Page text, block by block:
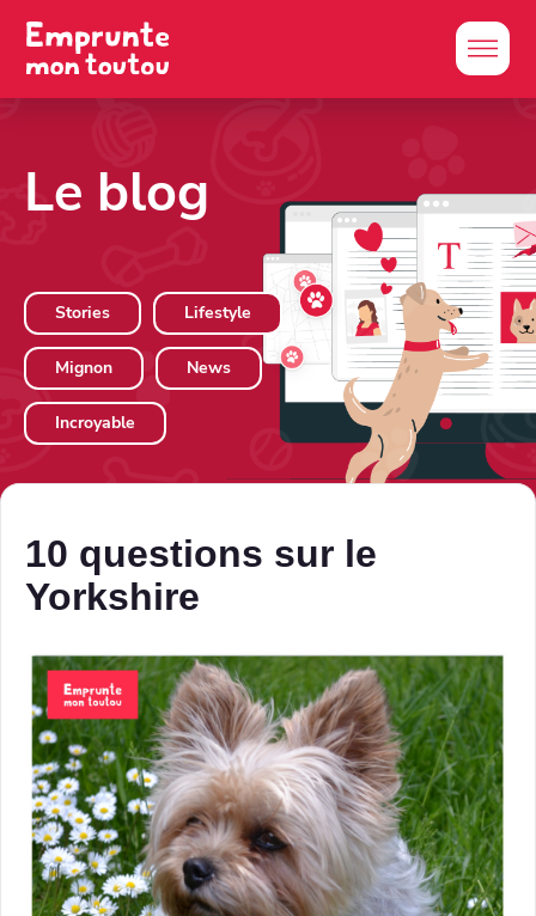
Le blog
Stories Lifestyle
Mignon News
Incroyable
10 questions sur le
Yorkshire